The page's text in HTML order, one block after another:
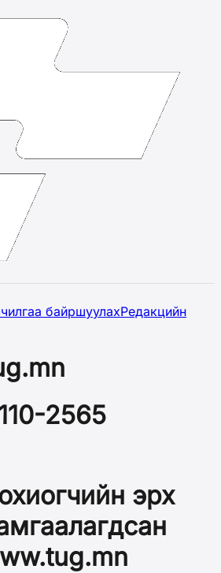
байршуулахРедакцийн
2565
эрх